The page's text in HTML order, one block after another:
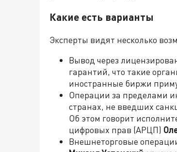
Какие есть варианты
Эксперты видят несколько
Вывод через
гарантий, что такие
иностранные биржи
Операции за пределами
странах, не введших
Об этом говорит
цифровых прав (АРЦП)
Внешнеторговые